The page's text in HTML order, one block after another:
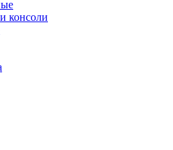
консоли